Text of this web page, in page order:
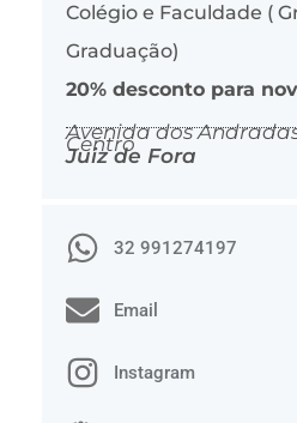
Colégio e Faculdade (
Graduação)
20% desconto para
Avenida dos
Centro
Juiz de Fora
32 991274197
Email
Instagram